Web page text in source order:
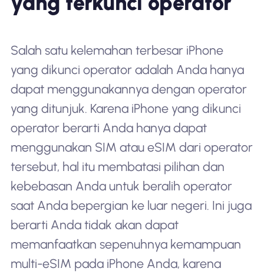
Salah satu kelemahan terbesar iPhone
yang dikunci operator adalah Anda hanya
dapat menggunakannya dengan operator
yang ditunjuk. Karena iPhone yang dikunci
operator berarti Anda hanya dapat
menggunakan SIM atau eSIM dari operator
tersebut, hal itu membatasi pilihan dan
kebebasan Anda untuk beralih operator
saat Anda bepergian ke luar negeri. Ini juga
berarti Anda tidak akan dapat
memanfaatkan sepenuhnya kemampuan
multi-eSIM pada iPhone Anda, karena